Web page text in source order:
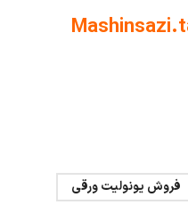
فروش یونولیت ورقی